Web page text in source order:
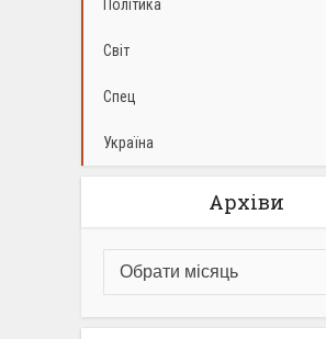
Політика
Світ
Спец
Україна
Архіви